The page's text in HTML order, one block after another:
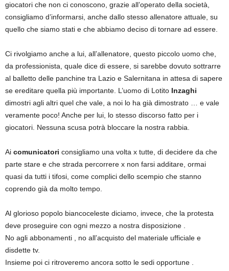
giocatori che non ci conoscono, grazie all’operato della società,
consigliamo d’informarsi, anche dallo stesso allenatore attuale, su
quello che siamo stati e che abbiamo deciso di tornare ad essere.
Ci rivolgiamo anche a lui, all’allenatore, questo piccolo uomo che,
da professionista, quale dice di essere, si sarebbe dovuto sottrarre
al balletto delle panchine tra Lazio e Salernitana in attesa di sapere
se ereditare quella più importante. L’uomo di Lotito Inzaghi
dimostri agli altri quel che vale, a noi lo ha già dimostrato … e vale
veramente poco! Anche per lui, lo stesso discorso fatto per i
giocatori. Nessuna scusa potrà bloccare la nostra rabbia.
Ai comunicatori consigliamo una volta x tutte, di decidere da che
parte stare e che strada percorrere x non farsi additare, ormai
quasi da tutti i tifosi, come complici dello scempio che stanno
coprendo già da molto tempo.
Al glorioso popolo biancoceleste diciamo, invece, che la protesta
deve proseguire con ogni mezzo a nostra disposizione .
No agli abbonamenti , no all’acquisto del materiale ufficiale e
disdette tv.
Insieme poi ci ritroveremo ancora sotto le sedi opportune .